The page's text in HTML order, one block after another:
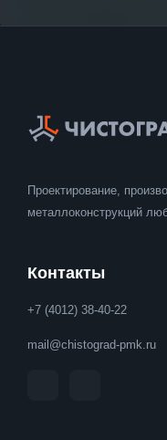
Проектирование,
металлоконструкций
Контакты
+7 (4012) 38-40-22
mail@chistograd-pmk.ru